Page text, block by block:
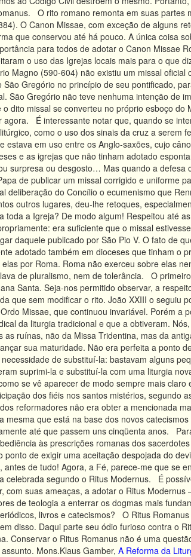
O rito romano remonta em suas partes
O Canon Missae, com exceção de alguns
que conservou até há pouco. A única coisa
para todos de adotar o Canon Missae
o uso das Igrejas locais mais para o que
Magno (590-604) não existiu um missal
São Gregório no princípio de seu pontificado,
São Gregório não teve nenhuma intenção de
dito missal se converteu no próprio esboço
agora. É interessante notar que, quando se
como o uso dos sinais da cruz a serem
estava em uso entre os Anglo-saxões, cujo
e as igrejas que não tinham adotado
surpresa ou desgosto… Mas quando a
de publicar um missal corrigido e uniforme
deliberação do Concílio o ecumenismo que
outros lugares, deu-lhe retoques,
toda a Igreja? De modo algum! Respeitou até
era suficiente que o missal
daquele publicado por São Pio V. O fato de
adotado também em dioceses que tinham o
por Roma. Roma não exerceu sobre elas
de pluralismo, nem de tolerância. O
Santa. Seja-nos permitido observar, a
que sem modificar o rito. João XXIII o seguiu
Missae, que continuou invariável. Porém a
da liturgia tradicional e que a obtiveram.
as ruínas, não da Missa Tridentina, mas da
sua maturidade. Não era perfeita a ponto
de substituí-la: bastavam alguns
suprimi-la e substituí-la com uma liturgia
se vê aparecer de modo sempre mais
dos fiéis nos santos mistérios, segundo
reformadores não era obter a mencionada
mesma que está na base dos novos
até que passem uns cinqüenta anos.
às prescrições romanas dos
ponto de exigir uma aceitação despojada do
antes de tudo! Agora, a Fé, parece-me que se
celebrada segundo o Ritus Modernus. É
com suas ameaças, a adotar o Ritus
de teologia a enterrar os dogmas mais
livros e catecismos? O Ritus
disso. Daqui parte seu ódio furioso contra o
Conservar o Ritus Romanus não é uma
Mons.Klaus Gamber, A Reforma da